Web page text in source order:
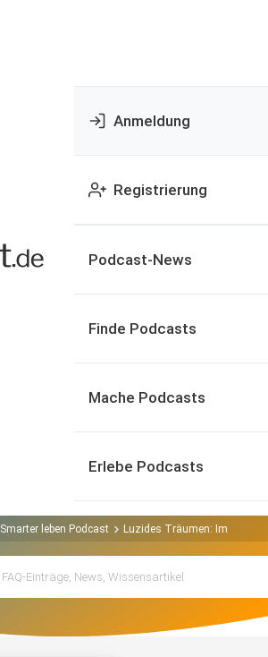
Anmeldung
Registrierung
Podcast-News
Finde Podcasts
Mache Podcasts
Erlebe Podcasts
Smarter leben Podcast Luzides Träumen: Im Schlaf